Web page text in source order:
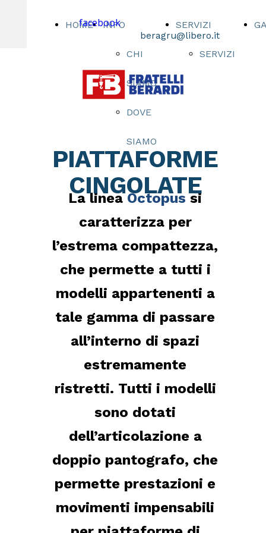
HOME INFO
CHI
SIAMO
DOVE
SIAMO
SERVIZI
SERVIZI
facebook
beragru@libero.it
PIATTAFORME
CINGOLATE
La lineaOctopussi
caratterizza per
l’estrema compattezza,
che permette a tutti i
modelli appartenenti a
tale gamma di passare
all’interno di spazi
estremamente
ristretti. Tutti i modelli
sono dotati
dell’articolazione a
doppio pantografo, che
permette prestazioni e
movimenti impensabili